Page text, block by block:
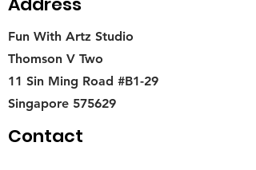
Fun With Artz Studio
Thomson V Two
11 Sin Ming Road #B1-29
Singapore 575629
Contact